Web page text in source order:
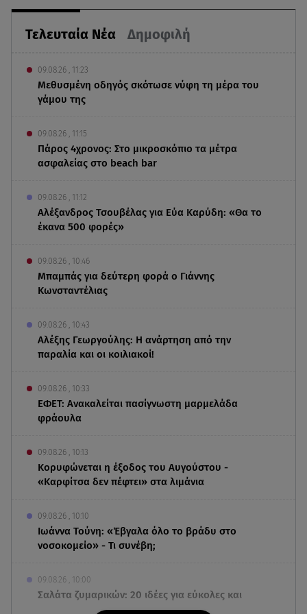
Τελευταία Νέα Δημοφιλή
09.08.26 , 11:23
Μεθυσμένη οδηγός σκότωσε νύφη τη μέρα του
γάμου της
09.08.26 , 11:15
Πάρος 4χρονος: Στο μικροσκόπιο τα μέτρα
ασφαλείας στο beach bar
09.08.26 , 11:12
Αλέξανδρος Τσουβέλας για Εύα Καρύδη: «Θα το
έκανα 500 φορές»
09.08.26 , 10:46
Μπαμπάς για δεύτερη φορά ο Γιάννης
Κωνσταντέλιας
09.08.26 , 10:43
Αλέξης Γεωργούλης: Η ανάρτηση από την
παραλία και οι κοιλιακοί!
09.08.26 , 10:33
ΕΦΕΤ: Ανακαλείται πασίγνωστη μαρμελάδα
φράουλα
09.08.26 , 10:13
Κορυφώνεται η έξοδος του Αυγούστου -
«Καρφίτσα δεν πέφτει» στα λιμάνια
09.08.26 , 10:10
Ιωάννα Τούνη: «Έβγαλα όλο το βράδυ στο
νοσοκομείο» - Τι συνέβη;
09.08.26 , 10:00
Σαλάτα ζυμαρικών: 20 ιδέες για εύκολες και
νόστιμες καλοκαιρινές συνταγές